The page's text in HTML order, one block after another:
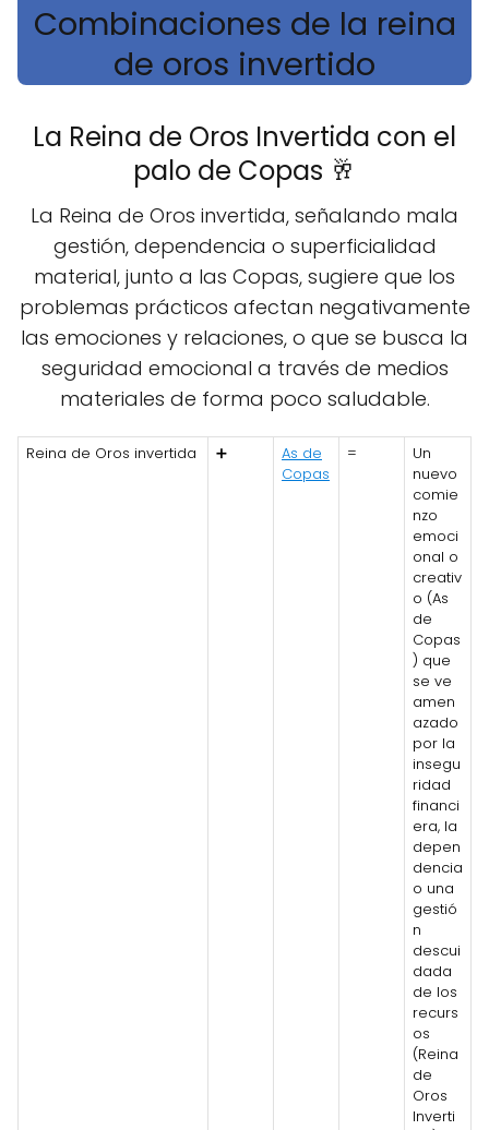
Combinaciones de la reina
de oros invertido
La Reina de Oros Invertida con el
palo de Copas 🥂
La Reina de Oros invertida, señalando mala
gestión, dependencia o superficialidad
material, junto a las Copas, sugiere que los
problemas prácticos afectan negativamente
las emociones y relaciones, o que se busca la
seguridad emocional a través de medios
materiales de forma poco saludable.
Reina de Oros invertida ➕
As de
Copas
=
Un
nuevo
comie
nzo
emoci
onal o
creativ
o (As
de
Copas
) que
se ve
amen
azado
por la
insegu
ridad
financi
era, la
depen
dencia
o una
gestió
n
descui
dada
de los
recurs
os
(Reina
de
Oros
Inverti